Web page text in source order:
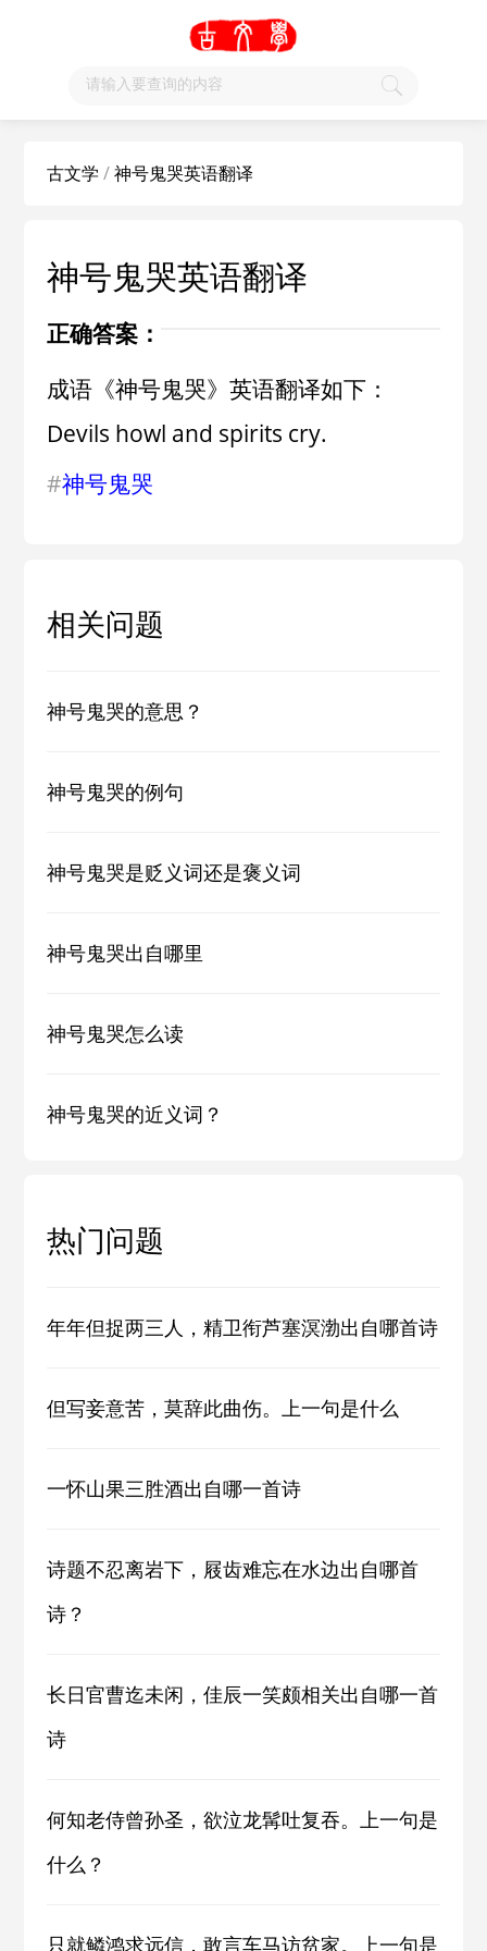
古文学 /神号鬼哭英语翻译
神号鬼哭英语翻译
正确答案：
成语《神号鬼哭》英语翻译如下：
Devils howl and spirits cry.
#神号鬼哭
相关问题
神号鬼哭的意思？
神号鬼哭的例句
神号鬼哭是贬义词还是褒义词
神号鬼哭出自哪里
神号鬼哭怎么读
神号鬼哭的近义词？
热门问题
年年但捉两三人，精卫衔芦塞溟渤出自哪首诗
但写妾意苦，莫辞此曲伤。上一句是什么
一怀山果三胜酒出自哪一首诗
诗题不忍离岩下，屐齿难忘在水边出自哪首
诗？
长日官曹迄未闲，佳辰一笑颇相关出自哪一首
诗
何知老侍曾孙圣，欲泣龙髯吐复吞。上一句是
什么？
只就鳞鸿求远信，敢言车马访贫家。上一句是